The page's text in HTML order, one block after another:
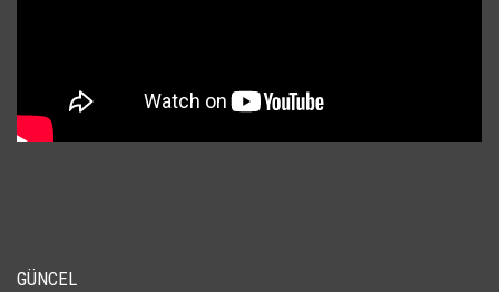
GÜNCEL